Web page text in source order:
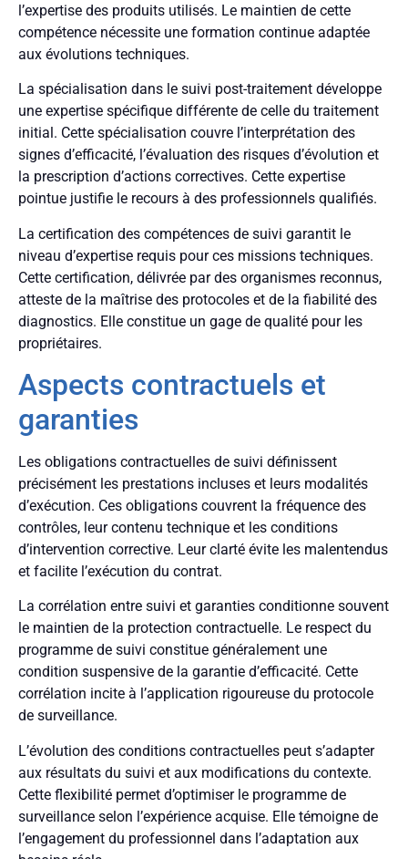
l’expertise des produits utilisés. Le maintien de cette
compétence nécessite une formation continue adaptée
aux évolutions techniques.
La spécialisation dans le suivi post-traitement développe
une expertise spécifique différente de celle du traitement
initial. Cette spécialisation couvre l’interprétation des
signes d’efficacité, l’évaluation des risques d’évolution et
la prescription d’actions correctives. Cette expertise
pointue justifie le recours à des professionnels qualifiés.
La certification des compétences de suivi garantit le
niveau d’expertise requis pour ces missions techniques.
Cette certification, délivrée par des organismes reconnus,
atteste de la maîtrise des protocoles et de la fiabilité des
diagnostics. Elle constitue un gage de qualité pour les
propriétaires.
Aspects contractuels et
garanties
Les obligations contractuelles de suivi définissent
précisément les prestations incluses et leurs modalités
d’exécution. Ces obligations couvrent la fréquence des
contrôles, leur contenu technique et les conditions
d’intervention corrective. Leur clarté évite les malentendus
et facilite l’exécution du contrat.
La corrélation entre suivi et garanties conditionne souvent
le maintien de la protection contractuelle. Le respect du
programme de suivi constitue généralement une
condition suspensive de la garantie d’efficacité. Cette
corrélation incite à l’application rigoureuse du protocole
de surveillance.
L’évolution des conditions contractuelles peut s’adapter
aux résultats du suivi et aux modifications du contexte.
Cette flexibilité permet d’optimiser le programme de
surveillance selon l’expérience acquise. Elle témoigne de
l’engagement du professionnel dans l’adaptation aux